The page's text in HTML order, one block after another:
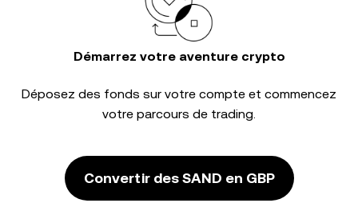
Démarrez votre aventure crypto
Déposez des fonds sur votre compte et commencez
votre parcours de trading.
Convertir des SAND en GBP